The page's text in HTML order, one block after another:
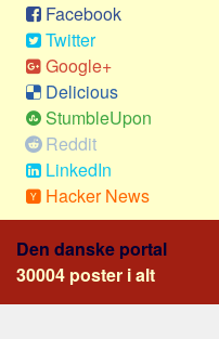
Webstedet
Forhistorien
Redigering
Tekstannoncer
Bannere
Hjælp
Facebook
Twitter
Google+
Delicious
StumbleUpon
Reddit
LinkedIn
Hacker News
Den danske portal
30004 poster i alt